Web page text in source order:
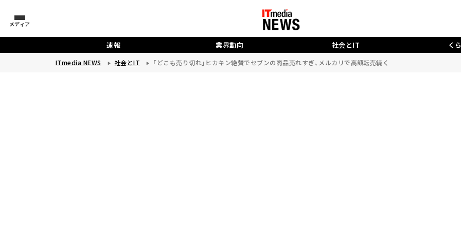
メディア
速報 業界動向 社会とIT く
ITmedia NEWS 社会とIT 「どこも売り切れ」ヒカキン絶賛でセブンの商品売れすぎ、メルカリで高額転売続く